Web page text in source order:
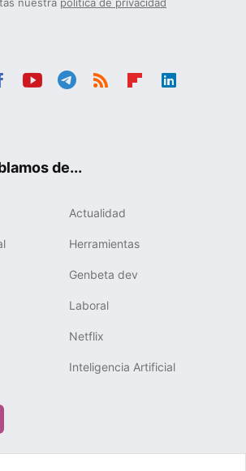
nuestra política de privacidad
de...
Actualidad
Herramientas
Genbeta dev
Laboral
Netflix
Inteligencia Artificial